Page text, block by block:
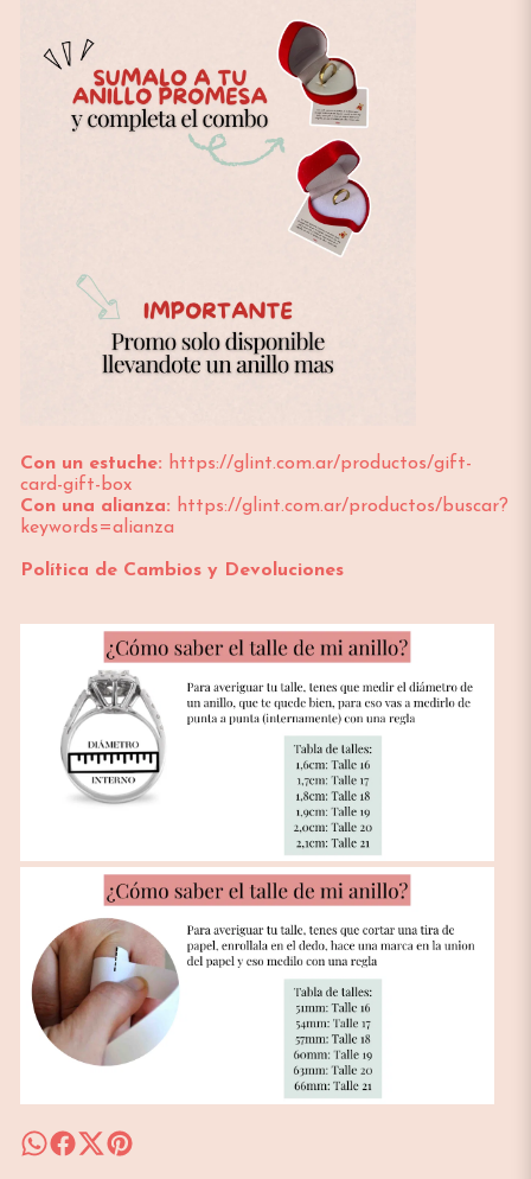
Con un estuche: https://glint.com.ar/productos/gift-
card-gift-box
Con una alianza: https://glint.com.ar/productos/buscar?
keywords=alianza
Política de Cambios y Devoluciones